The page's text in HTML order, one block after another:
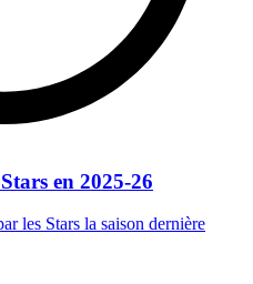
en 2025-26
les Stars la saison dernière